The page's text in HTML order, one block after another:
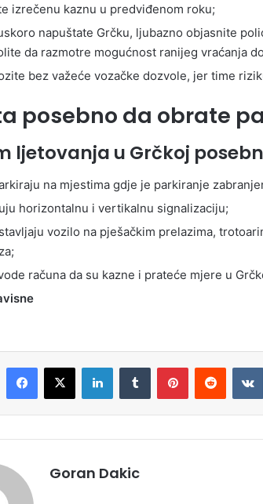
izrečenu kaznu u predviđenom roku;
napuštate Grčku, ljubazno objasnite
da razmotre mogućnost ranijeg vraćanja
bez važeće vozačke dozvole, jer time
posebno da obrate
ljetovanja u Grčkoj
na mjestima gdje je parkiranje
horizontalnu i vertikalnu signalizaciju;
vozilo na pješačkim prelazima,
računa da su kazne i prateće mjere u
Goran Dakic